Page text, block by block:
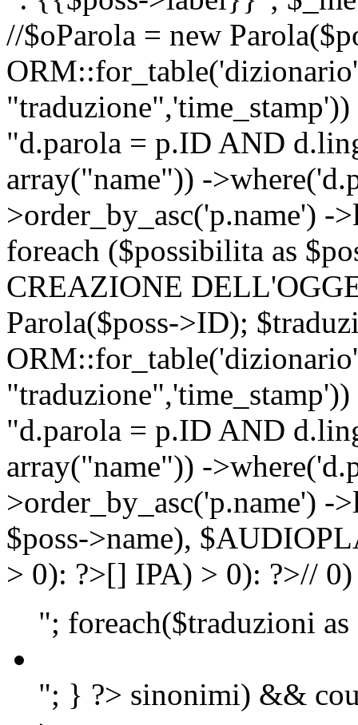
//$oParola = new
"d.parola = p.ID AND
array("name")) -
>order_by_asc('p.name')
foreach ($possibilita as
CREAZIONE
Parola($poss->ID);
"d.parola = p.ID AND
array("name")) -
>order_by_asc('p.name')
$poss->name),
> 0): ?>[] IPA) > 0): ?>//
"; foreach($traduzioni
"; } ?> sinonimi) &&